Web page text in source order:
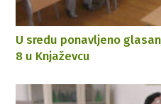
U sredu ponavljeno
8 u Knjaževcu